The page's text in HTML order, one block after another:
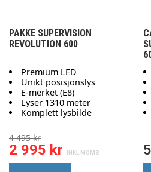
PAKKE SUPERVISION
REVOLUTION 600
Premium LED
Unikt posisjonslys
E-merket (E8)
Lyser 1310 meter
Komplett lysbilde
4 495 kr
2 995 kr